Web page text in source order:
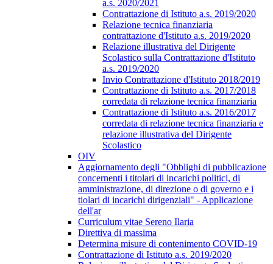
a.s. 2020/2021
Contrattazione di Istituto a.s. 2019/2020
Relazione tecnica finanziaria
contrattazione d'Istituto a.s. 2019/2020
Relazione illustrativa del Dirigente
Scolastico sulla Contrattazione d'Istituto
a.s. 2019/2020
Invio Contrattazione d'Istituto 2018/2019
Contrattazione di Istituto a.s. 2017/2018
corredata di relazione tecnica finanziaria
Contrattazione di Istituto a.s. 2016/2017
corredata di relazione tecnica finanziaria e
relazione illustrativa del Dirigente
Scolastico
OIV
Aggiornamento degli "Obblighi di pubblicazione
concernenti i titolari di incarichi politici, di
amministrazione, di direzione o di governo e i
tiolari di incarichi dirigenziali" - Applicazione
dell'ar
Curriculum vitae Sereno Ilaria
Direttiva di massima
Determina misure di contenimento COVID-19
Contrattazione di Istituto a.s. 2019/2020